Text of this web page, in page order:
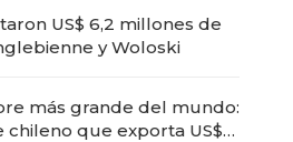
US$ 6,2 millones de
y Woloski
más grande del mundo:
chileno que exporta US$